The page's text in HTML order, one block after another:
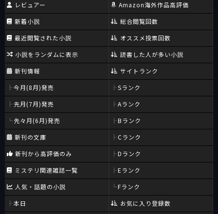
レビュアー
新着小説
最近閲覧された小説
小説をランダムに表示
新刊情報
今月(8月)発売
先月(7月)発売
先々月(6月)発売
新刊の文庫
新刊から高評価のみ
ミステリ関連雑誌一覧
人気・話題の小説
本日
Amazon海外作品高評価
総合閲覧回数
オススメ投票回数
読書した人が多い小説
サイトランク
Sランク
Aランク
Bランク
Cランク
Dランク
Eランク
Fランク
お気に入り登録数